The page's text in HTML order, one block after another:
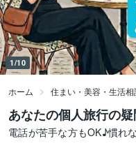
1/10
ホーム 住まい・美容・生活相
あなたの個人旅行の
電話が苦手な方もOK♪慣れ